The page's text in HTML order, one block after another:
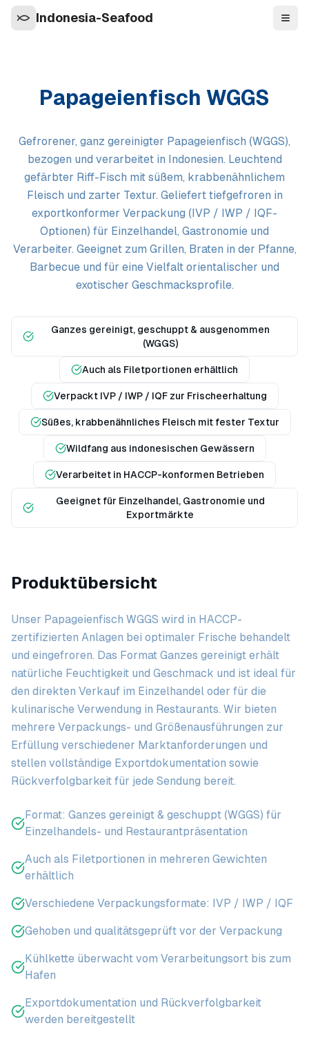
Indonesia-Seafood
Papageienfisch WGGS
Gefrorener, ganz gereinigter Papageienfisch (WGGS),
bezogen und verarbeitet in Indonesien. Leuchtend
gefärbter Riff-Fisch mit süßem, krabbenähnlichem
Fleisch und zarter Textur. Geliefert tiefgefroren in
exportkonformer Verpackung (IVP / IWP / IQF-
Optionen) für Einzelhandel, Gastronomie und
Verarbeiter. Geeignet zum Grillen, Braten in der Pfanne,
Barbecue und für eine Vielfalt orientalischer und
exotischer Geschmacksprofile.
Ganzes gereinigt, geschuppt & ausgenommen
(WGGS)
Auch als Filetportionen erhältlich
Verpackt IVP / IWP / IQF zur Frischeerhaltung
Süßes, krabbenähnliches Fleisch mit fester Textur
Wildfang aus indonesischen Gewässern
Verarbeitet in HACCP-konformen Betrieben
Geeignet für Einzelhandel, Gastronomie und
Exportmärkte
Produktübersicht
Unser Papageienfisch WGGS wird in HACCP-
zertifizierten Anlagen bei optimaler Frische behandelt
und eingefroren. Das Format Ganzes gereinigt erhält
natürliche Feuchtigkeit und Geschmack und ist ideal für
den direkten Verkauf im Einzelhandel oder für die
kulinarische Verwendung in Restaurants. Wir bieten
mehrere Verpackungs- und Größenausführungen zur
Erfüllung verschiedener Marktanforderungen und
stellen vollständige Exportdokumentation sowie
Rückverfolgbarkeit für jede Sendung bereit.
Format: Ganzes gereinigt & geschuppt (WGGS) für
Einzelhandels- und Restaurantpräsentation
Auch als Filetportionen in mehreren Gewichten
erhältlich
Verschiedene Verpackungsformate: IVP / IWP / IQF
Gehoben und qualitätsgeprüft vor der Verpackung
Kühlkette überwacht vom Verarbeitungsort bis zum
Hafen
Exportdokumentation und Rückverfolgbarkeit
werden bereitgestellt